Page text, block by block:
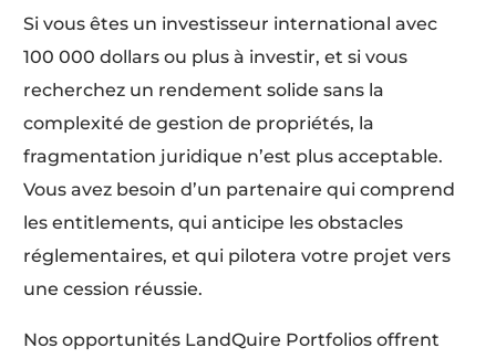
Si vous êtes un investisseur international avec
100 000 dollars ou plus à investir, et si vous
recherchez un rendement solide sans la
complexité de gestion de propriétés, la
fragmentation juridique n’est plus acceptable.
Vous avez besoin d’un partenaire qui comprend
les entitlements, qui anticipe les obstacles
réglementaires, et qui pilotera votre projet vers
une cession réussie.
Nos opportunités LandQuire Portfolios offrent